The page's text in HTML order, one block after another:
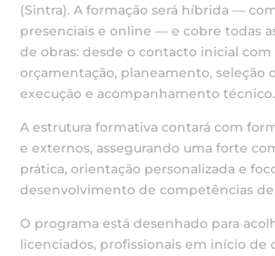
(Sintra). A formação será híbrida —
presenciais e online — e cobre todas
de obras: desde o contacto inicial com
orçamentação, planeamento, seleção
execução e acompanhamento técnico.
A estrutura formativa contará com
e externos, assegurando uma forte
prática, orientação personalizada e
desenvolvimento de competências
O programa está desenhado para
licenciados, profissionais em início de